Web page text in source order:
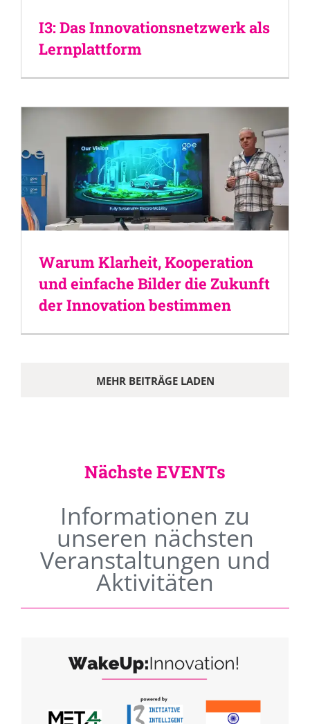
I3: Das Innovationsnetzwerk als
Lernplattform
Warum Klarheit, Kooperation
und einfache Bilder die Zukunft
der Innovation bestimmen
MEHR BEITRÄGE LADEN
Nächste EVENTs
Informationen zu
unseren nächsten
Veranstaltungen und
Aktivitäten